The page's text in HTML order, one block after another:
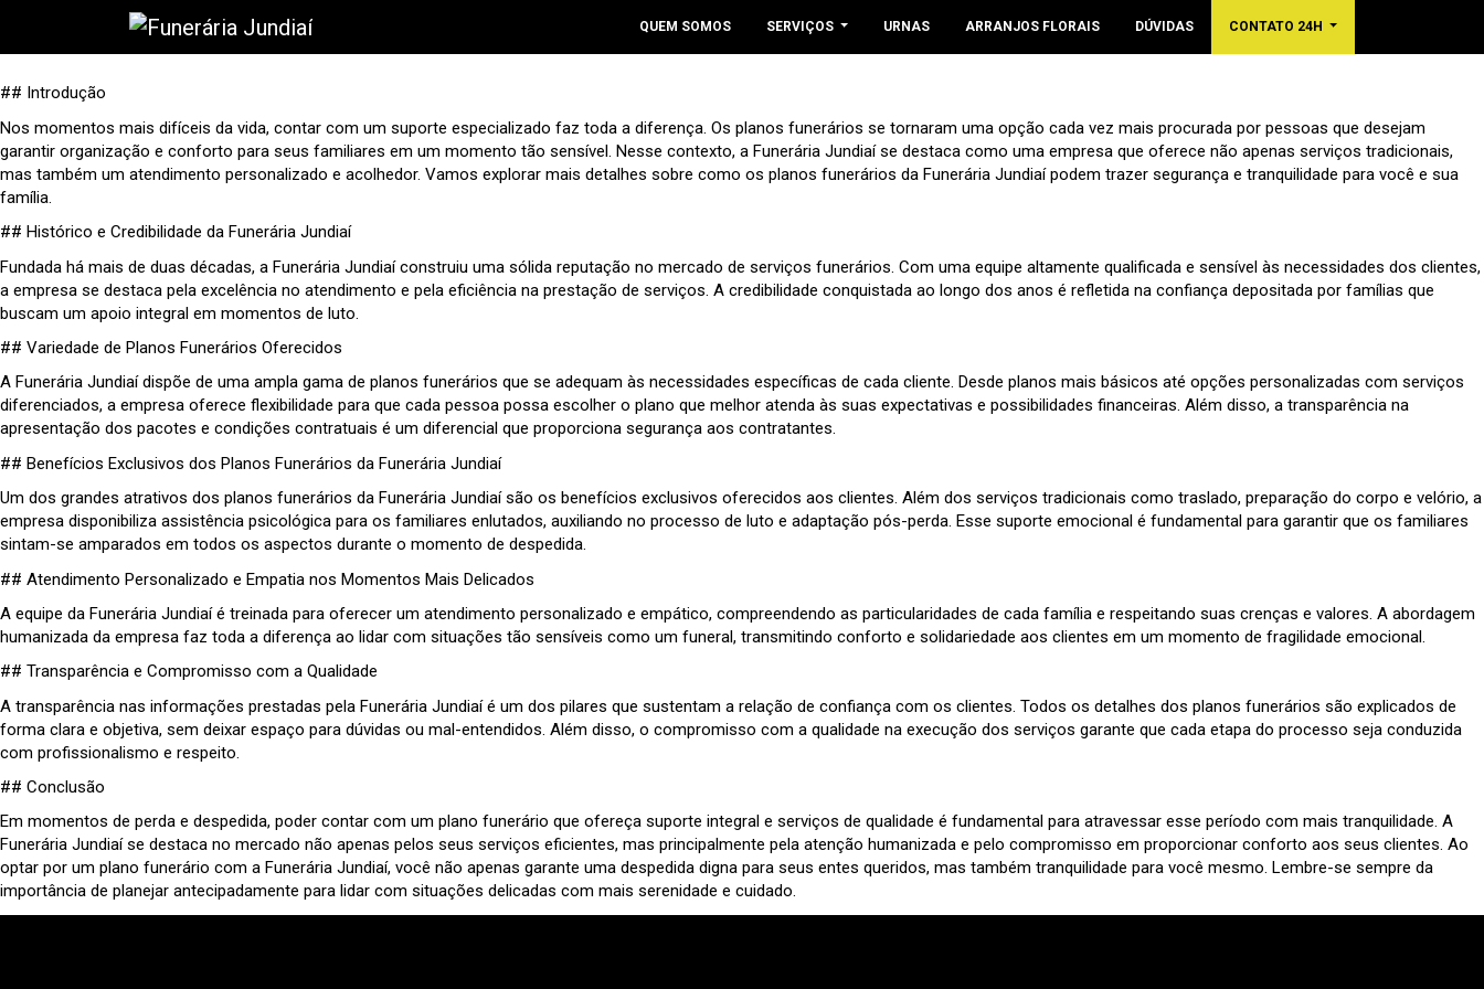
QUEM SOMOS SERVIÇOS URNAS ARRANJOS FLORAIS DÚVIDAS CONTATO 24H
## Introdução
Nos momentos mais difíceis da vida, contar com um suporte especializado faz toda a diferença. Os planos funerários se tornaram uma opção cada vez mais procurada por pessoas que desejam
garantir organização e conforto para seus familiares em um momento tão sensível. Nesse contexto, a Funerária Jundiaí se destaca como uma empresa que oferece não apenas serviços tradicionais,
mas também um atendimento personalizado e acolhedor. Vamos explorar mais detalhes sobre como os planos funerários da Funerária Jundiaí podem trazer segurança e tranquilidade para você e sua
família.
## Histórico e Credibilidade da Funerária Jundiaí
Fundada há mais de duas décadas, a Funerária Jundiaí construiu uma sólida reputação no mercado de serviços funerários. Com uma equipe altamente qualificada e sensível às necessidades dos clientes,
a empresa se destaca pela excelência no atendimento e pela eficiência na prestação de serviços. A credibilidade conquistada ao longo dos anos é refletida na confiança depositada por famílias que
buscam um apoio integral em momentos de luto.
## Variedade de Planos Funerários Oferecidos
A Funerária Jundiaí dispõe de uma ampla gama de planos funerários que se adequam às necessidades específicas de cada cliente. Desde planos mais básicos até opções personalizadas com serviços
diferenciados, a empresa oferece flexibilidade para que cada pessoa possa escolher o plano que melhor atenda às suas expectativas e possibilidades financeiras. Além disso, a transparência na
apresentação dos pacotes e condições contratuais é um diferencial que proporciona segurança aos contratantes.
## Benefícios Exclusivos dos Planos Funerários da Funerária Jundiaí
Um dos grandes atrativos dos planos funerários da Funerária Jundiaí são os benefícios exclusivos oferecidos aos clientes. Além dos serviços tradicionais como traslado, preparação do corpo e velório, a
empresa disponibiliza assistência psicológica para os familiares enlutados, auxiliando no processo de luto e adaptação pós-perda. Esse suporte emocional é fundamental para garantir que os familiares
sintam-se amparados em todos os aspectos durante o momento de despedida.
## Atendimento Personalizado e Empatia nos Momentos Mais Delicados
A equipe da Funerária Jundiaí é treinada para oferecer um atendimento personalizado e empático, compreendendo as particularidades de cada família e respeitando suas crenças e valores. A abordagem
humanizada da empresa faz toda a diferença ao lidar com situações tão sensíveis como um funeral, transmitindo conforto e solidariedade aos clientes em um momento de fragilidade emocional.
## Transparência e Compromisso com a Qualidade
A transparência nas informações prestadas pela Funerária Jundiaí é um dos pilares que sustentam a relação de confiança com os clientes. Todos os detalhes dos planos funerários são explicados de
forma clara e objetiva, sem deixar espaço para dúvidas ou mal-entendidos. Além disso, o compromisso com a qualidade na execução dos serviços garante que cada etapa do processo seja conduzida
com profissionalismo e respeito.
## Conclusão
Em momentos de perda e despedida, poder contar com um plano funerário que ofereça suporte integral e serviços de qualidade é fundamental para atravessar esse período com mais tranquilidade. A
Funerária Jundiaí se destaca no mercado não apenas pelos seus serviços eficientes, mas principalmente pela atenção humanizada e pelo compromisso em proporcionar conforto aos seus clientes. Ao
optar por um plano funerário com a Funerária Jundiaí, você não apenas garante uma despedida digna para seus entes queridos, mas também tranquilidade para você mesmo. Lembre-se sempre da
importância de planejar antecipadamente para lidar com situações delicadas com mais serenidade e cuidado.